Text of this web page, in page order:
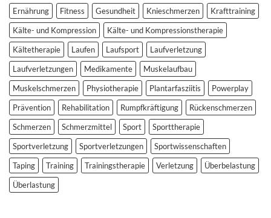
Ernährung
Fitness Gesundheit Knieschmerzen
Krafttraining
Kälte- und Kompression
Kälte- und Kompressionstherapie
Kältetherapie
Laufen Laufsport
Laufverletzung
Laufverletzungen
Medikamente
Muskelaufbau
Muskelschmerzen
Physiotherapie Plantarfasziitis
Powerplay
Prävention
Rehabilitation Rumpfkräftigung
Rückenschmerzen
Schmerzen
Schmerzmittel Sport
Sporttherapie
Sportverletzung
Sportverletzungen
Sportwissenschaften
Taping
Training Trainingstherapie Verletzung
Überbelastung
Überlastung